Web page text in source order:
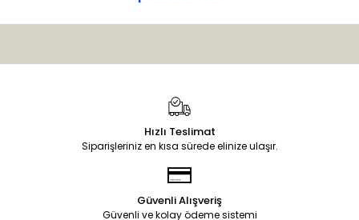
Hızlı Teslimat
Siparişleriniz en kısa sürede elinize ulaşır.
Güvenli Alışveriş
Güvenli ve kolay ödeme sistemi